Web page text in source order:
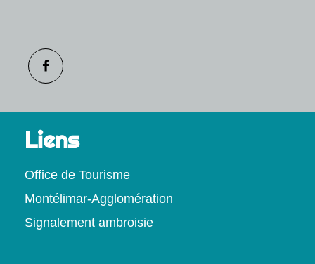
Liens
Office de Tourisme
Montélimar-Agglomération
Signalement ambroisie